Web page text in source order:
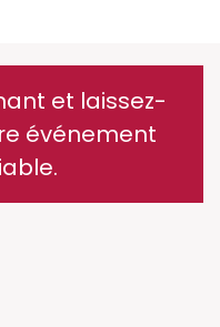
et laissez-
événement